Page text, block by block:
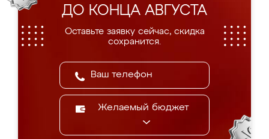
ДО КОНЦА АВГУСТА
Оставьте заявку сейчас, скидка
сохранится.
Желаемый бюджет